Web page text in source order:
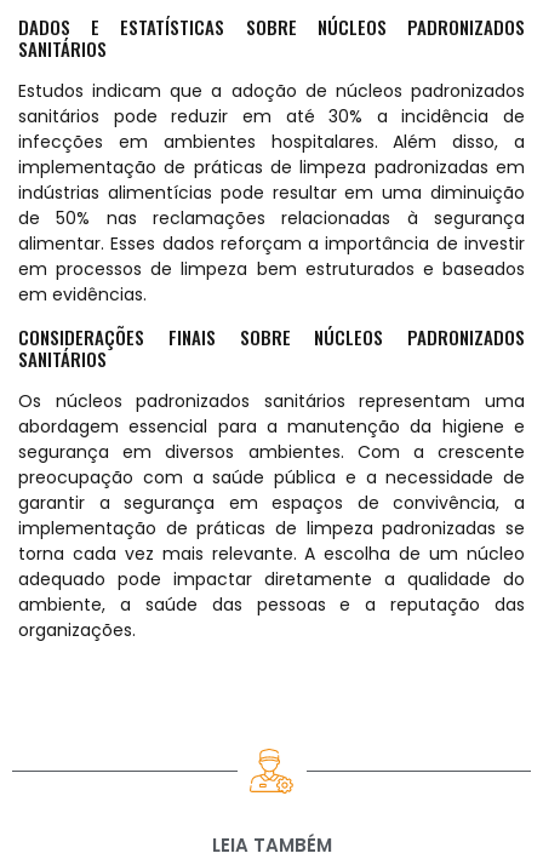
DADOS E ESTATÍSTICAS SOBRE NÚCLEOS PADRONIZADOS
SANITÁRIOS
Estudos indicam que a adoção de núcleos padronizados
sanitários pode reduzir em até 30% a incidência de
infecções em ambientes hospitalares. Além disso, a
implementação de práticas de limpeza padronizadas em
indústrias alimentícias pode resultar em uma diminuição
de 50% nas reclamações relacionadas à segurança
alimentar. Esses dados reforçam a importância de investir
em processos de limpeza bem estruturados e baseados
em evidências.
CONSIDERAÇÕES FINAIS SOBRE NÚCLEOS PADRONIZADOS
SANITÁRIOS
Os núcleos padronizados sanitários representam uma
abordagem essencial para a manutenção da higiene e
segurança em diversos ambientes. Com a crescente
preocupação com a saúde pública e a necessidade de
garantir a segurança em espaços de convivência, a
implementação de práticas de limpeza padronizadas se
torna cada vez mais relevante. A escolha de um núcleo
adequado pode impactar diretamente a qualidade do
ambiente, a saúde das pessoas e a reputação das
organizações.
LEIA TAMBÉM